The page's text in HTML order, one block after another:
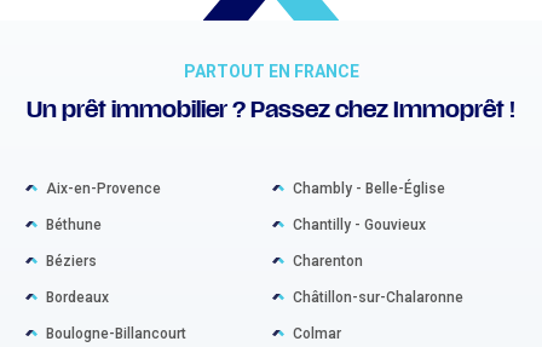
PARTOUT EN FRANCE
Un prêt immobilier ? Passez chez Immoprêt !
Aix-en-Provence
Béthune
Béziers
Bordeaux
Boulogne-Billancourt
Chambly - Belle-Église
Chantilly - Gouvieux
Charenton
Châtillon-sur-Chalaronne
Colmar